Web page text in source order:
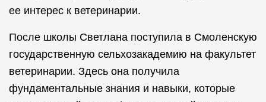
ее интерес к ветеринарии.
После школы Светлана поступила в Смоленскую
государственную сельхозакадемию на факультет
ветеринарии. Здесь она получила
фундаментальные знания и навыки, которые